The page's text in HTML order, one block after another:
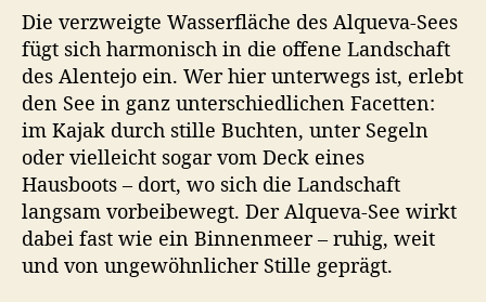
Die verzweigte Wasserfläche des Alqueva-Sees
fügt sich harmonisch in die offene Landschaft
des Alentejo ein. Wer hier unterwegs ist, erlebt
den See in ganz unterschiedlichen Facetten:
im Kajak durch stille Buchten, unter Segeln
oder vielleicht sogar vom Deck eines
Hausboots – dort, wo sich die Landschaft
langsam vorbeibewegt. Der Alqueva-See wirkt
dabei fast wie ein Binnenmeer – ruhig, weit
und von ungewöhnlicher Stille geprägt.